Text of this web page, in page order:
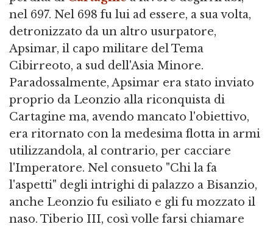
nel 697. Nel 698 fu lui ad essere, a sua volta,
detronizzato da un altro usurpatore,
Apsimar, il capo militare del Tema
Cibirreoto, a sud dell'Asia Minore.
Paradossalmente, Apsimar era stato inviato
proprio da Leonzio alla riconquista di
Cartagine ma, avendo mancato l'obiettivo,
era ritornato con la medesima flotta in armi
utilizzandola, al contrario, per cacciare
l'Imperatore. Nel consueto "Chi la fa
l'aspetti" degli intrighi di palazzo a Bisanzio,
anche Leonzio fu esiliato e gli fu mozzato il
naso. Tiberio III, così volle farsi chiamare